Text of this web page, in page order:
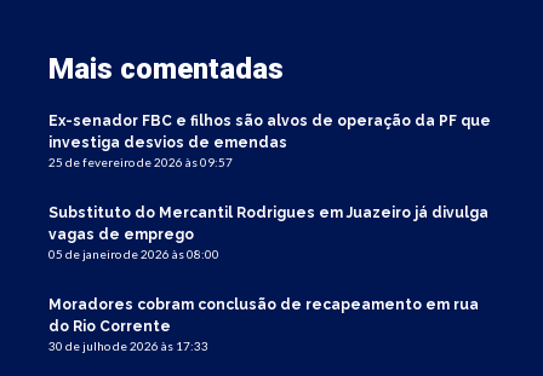
Mais comentadas
Ex-senador FBC e filhos são alvos de operação da PF que
investiga desvios de emendas
25 de fevereiro de 2026 às 09:57
Substituto do Mercantil Rodrigues em Juazeiro já divulga
vagas de emprego
05 de janeiro de 2026 às 08:00
Moradores cobram conclusão de recapeamento em rua
do Rio Corrente
30 de julho de 2026 às 17:33